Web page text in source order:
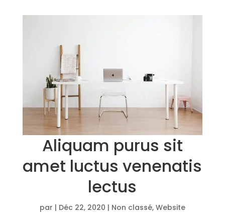
Aliquam purus sit
amet luctus venenatis
lectus
par | Déc 22, 2020 | Non classé, Website